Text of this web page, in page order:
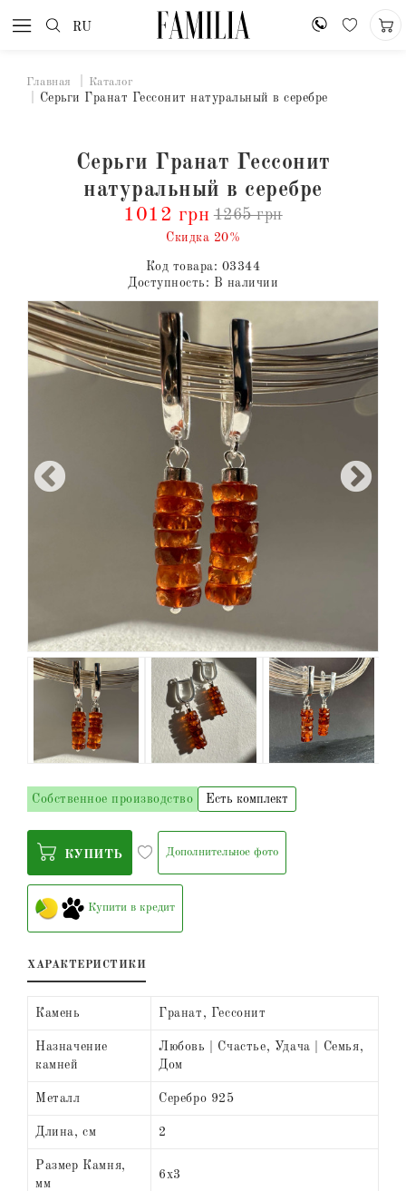
RU
Главная Каталог
Серьги Гранат Гессонит натуральный в серебре
Серьги Гранат Гессонит
натуральный в серебре
1012 грн 1265 грн
Скидка 20%
Код товара: 03344
Доступность: В наличии
Собственное производство Есть комплект
КУПИТЬ Дополнительное фото
Купити в кредит
ХАРАКТЕРИСТИКИ
Камень Гранат, Гессонит
Назначение
камней
Любовь | Счастье, Удача | Семья,
Дом
Металл Серебро 925
Длина, см 2
Размер Камня,
мм
6х3